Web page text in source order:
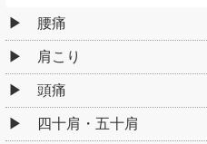
腰痛
肩こり
頭痛
四十肩・五十肩